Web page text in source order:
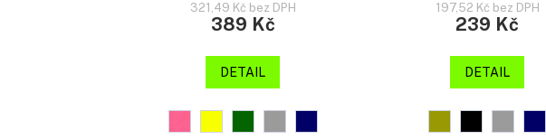
321,49 Kč bez DPH
389 Kč
DETAIL
197,52 Kč bez DPH
239 Kč
DETAIL